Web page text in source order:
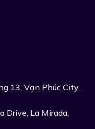
13, Vạn Phúc City,
Drive, La Mirada,